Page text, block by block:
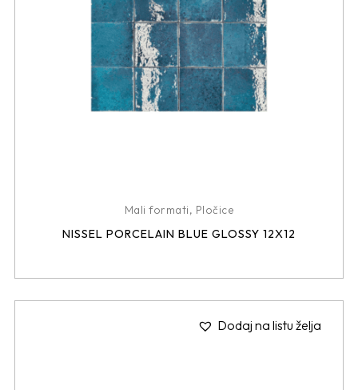
Mali formati, Pločice
NISSEL PORCELAIN BLUE GLOSSY 12X12
Dodaj na listu želja